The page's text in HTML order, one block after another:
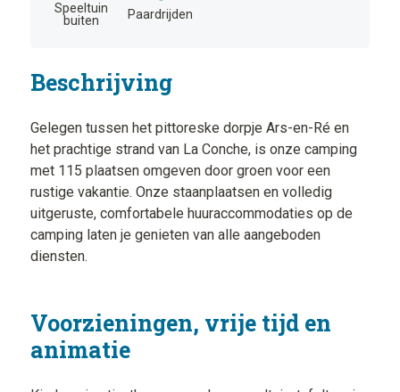
Speeltuin
buiten
Paardrijden
Beschrijving
Gelegen tussen het pittoreske dorpje Ars-en-Ré en
het prachtige strand van La Conche, is onze camping
met 115 plaatsen omgeven door groen voor een
rustige vakantie. Onze staanplaatsen en volledig
uitgeruste, comfortabele huuraccommodaties op de
camping laten je genieten van alle aangeboden
diensten.
Voorzieningen, vrije tijd en
animatie